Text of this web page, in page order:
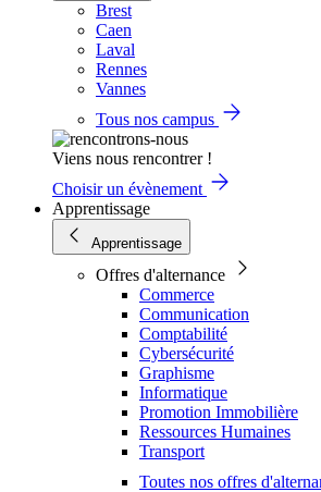
Brest
Caen
Laval
Rennes
Vannes
Tous nos campus
Viens nous rencontrer !
Choisir un évènement
Apprentissage
Apprentissage
Offres d'alternance
Commerce
Communication
Comptabilité
Cybersécurité
Graphisme
Informatique
Promotion Immobilière
Ressources Humaines
Transport
Toutes nos offres